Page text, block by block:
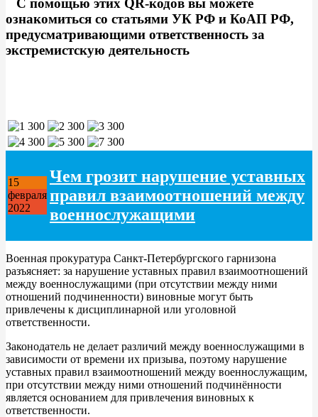
С помощью этих QR-кодов вы можете
ознакомиться со статьями УК РФ и КоАП РФ,
предусматривающими ответственность за
экстремистскую деятельность
15
февраля
2022
Чем грозит нарушение уставных
правил взаимоотношений между
военнослужащими
Военная прокуратура Санкт-Петербургского гарнизона
разъясняет: за нарушение уставных правил взаимоотношений
между военнослужащими (при отсутствии между ними
отношений подчиненности) виновные могут быть
привлечены к дисциплинарной или уголовной
ответственности.
Законодатель не делает различий между военнослужащими в
зависимости от времени их призыва, поэтому нарушение
уставных правил взаимоотношений между военнослужащим,
при отсутствии между ними отношений подчинённости
является основанием для привлечения виновных к
ответственности.